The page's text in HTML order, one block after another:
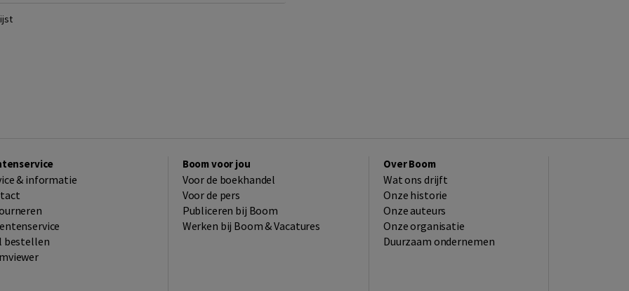
& informatie
bestellen
Boom voor jou
Voor de boekhandel
Voor de pers
Publiceren bij Boom
Werken bij Boom & Vacatures
Over Boom
Wat ons drijft
Onze historie
Onze auteurs
Onze organisatie
Duurzaam ondernemen